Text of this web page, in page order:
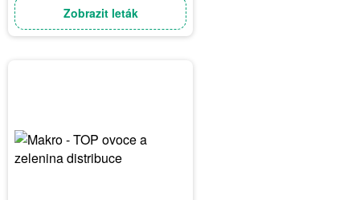
Zobrazit leták